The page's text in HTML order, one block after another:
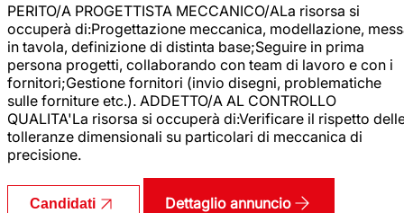
PERITO/A PROGETTISTA MECCANICO/ALa risorsa si
occuperà di:Progettazione meccanica, modellazione,
in tavola, definizione di distinta base;Seguire in prima
persona progetti, collaborando con team di lavoro e con i
fornitori;Gestione fornitori (invio disegni, problematiche
sulle forniture etc.). ADDETTO/A AL CONTROLLO
QUALITA'La risorsa si occuperà di:Verificare il rispetto
tolleranze dimensionali su particolari di meccanica di
precisione.
Candidati Dettaglio annuncio